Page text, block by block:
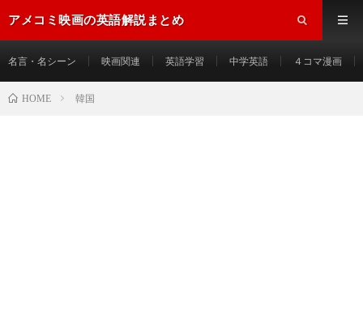
アメコミ映画の英語解説まとめ
名言・名シーン 映画関連 英語学習 中学英語 ４コマ漫画
HOME 韓国